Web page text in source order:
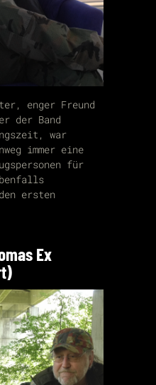
enger Freund
der Band
war
immer eine
für
ersten
Ex